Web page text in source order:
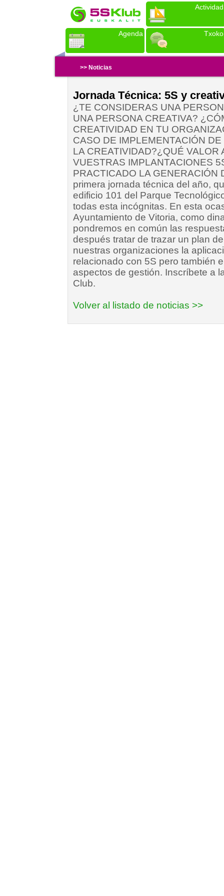
Actividad
Agenda Txoko
>> Noticias
Jornada Técnica: 5S y
¿TE CONSIDERAS UNA
UNA PERSONA CREATIVA?
CREATIVIDAD EN TU
CASO DE IMPLEMENTACIÓN
LA CREATIVIDAD?¿QUÉ VALOR
VUESTRAS IMPLANTACIONES
PRACTICADO LA GENERACIÓN
primera jornada técnica del año,
edificio 101 del Parque
todas esta incógnitas. En esta
Ayuntamiento de Vitoria, como
pondremos en común las
después tratar de trazar un plan
nuestras organizaciones la
relacionado con 5S pero también
aspectos de gestión. Inscríbete a
Club.
Volver al listado de noticias >>